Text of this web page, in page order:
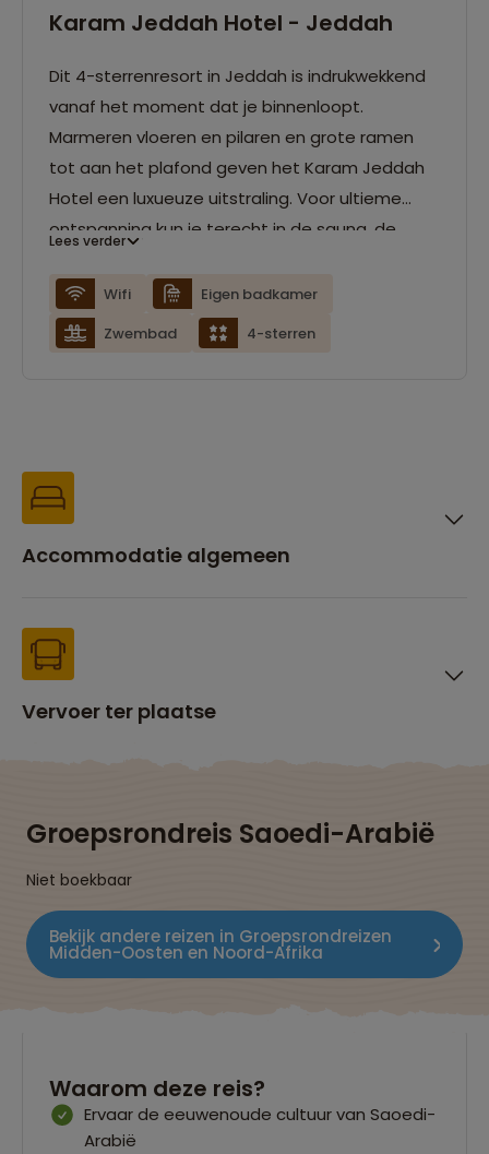
Karam Jeddah Hotel - Jeddah
Dit 4-sterrenresort in Jeddah is indrukwekkend
vanaf het moment dat je binnenloopt.
Marmeren vloeren en pilaren en grote ramen
tot aan het plafond geven het Karam Jeddah
Hotel een luxueuze uitstraling. Voor ultieme
ontspanning kun je terecht in de sauna, de
slaapt is voorzien van airconditioning en een
flatscreen-tv. Door het hele hotel kun je gebruik
maken van de gratis wifi.
Lees verder
Wifi
Eigen badkamer
Zwembad
4-sterren
Accommodatie algemeen
Vervoer ter plaatse
Groepsrondreis Saoedi-Arabië
Niet boekbaar
Bekijk andere reizen in Groepsrondreizen
Midden-Oosten en Noord-Afrika
Waarom deze reis?
Ervaar de eeuwenoude cultuur van Saoedi-
Arabië